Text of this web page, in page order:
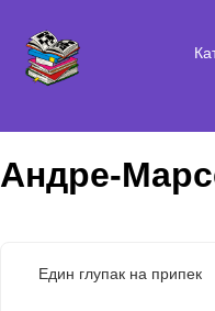
Андре-
Един глупак на припек